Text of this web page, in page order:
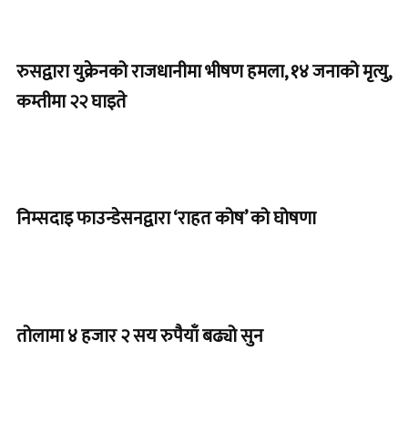
रुसद्वारा युक्रेनको राजधानीमा भीषण हमला, १४ जनाको मृत्यु,
कम्तीमा २२ घाइते
निम्सदाइ फाउन्डेसनद्वारा ‘राहत कोष’ को घोषणा
तोलामा ४ हजार २ सय रुपैयाँ बढ्यो सुन